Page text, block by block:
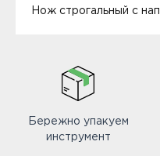
Нож строгальный с
Бережно упакуем
инструмент